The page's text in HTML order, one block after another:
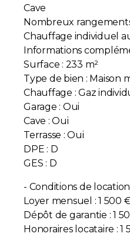
Cave
Nombreux
Chauffage individuel
Informations
Surface : 233 m²
Type de bien : Maison
Chauffage : Gaz
Garage : Oui
Cave : Oui
Terrasse : Oui
DPE : D
GES : D
- Conditions de location
Loyer mensuel : 1 500
Dépôt de garantie : 1
Honoraires locataire : 1